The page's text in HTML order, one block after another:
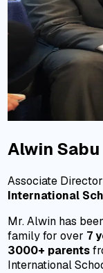
Alwin Sabu
Associate
International
Mr. Alwin has
family for over 7
3000+ parents
International